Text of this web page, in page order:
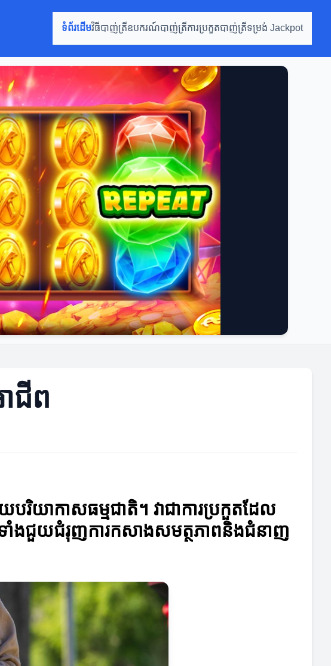
ទំព័រដើមវិធីបាញ់ត្រីឧបករណ៍បាញ់ត្រីការប្រកួតបាញ់ត្រីទម្រង់ Jackpot
ជីព
រិយាកាសធម្មជាតិ។ វាជាការប្រកួតដែល
ទាំងជួយជំរុញការកសាងសមត្ថភាពនិងជំនាញ